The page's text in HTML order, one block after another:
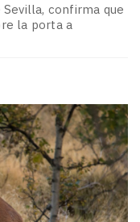
confirma que
la porta a